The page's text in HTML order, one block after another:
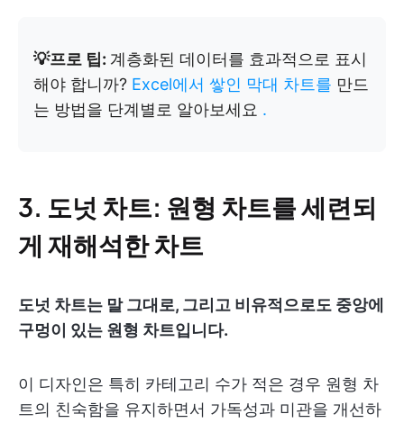
💡프로 팁: 계층화된 데이터를 효과적으로 표시
해야 합니까? Excel에서 쌓인 막대 차트를 만드
는 방법을 단계별로 알아보세요 .
3. 도넛 차트: 원형 차트를 세련되
게 재해석한 차트
도넛 차트는 말 그대로, 그리고 비유적으로도 중앙에
구멍이 있는 원형 차트입니다.
이 디자인은 특히 카테고리 수가 적은 경우 원형 차
트의 친숙함을 유지하면서 가독성과 미관을 개선하